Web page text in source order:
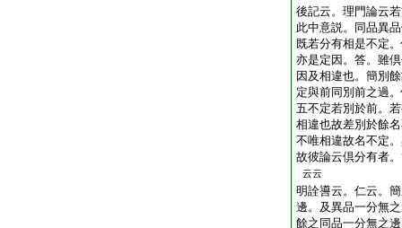
後記云。理門論云
此中意説。同品異
既若分有相是不定
亦是定因。答。雖
因及相違也。簡別
定與前同別前之過
五不定若別於前。
相違也故差別於餘
不唯相違故名不定
故彼論云倶分有者
云云
明詮噵云。仁云。
邊。及異品一分無
餘之同品一分無之